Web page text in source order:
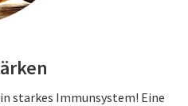
starkes Immunsystem! Eine